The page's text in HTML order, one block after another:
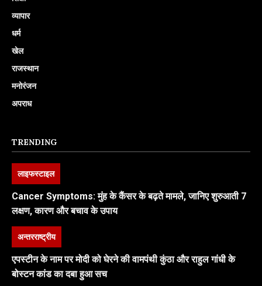
व्यापार
धर्म
खेल
राजस्थान
मनोरंजन
अपराध
TRENDING
लाइफस्टाइल
Cancer Symptoms: मुंह के कैंसर के बढ़ते मामले, जानिए शुरुआती 7
लक्षण, कारण और बचाव के उपाय
अन्तरराष्ट्रीय
एपस्टीन के नाम पर मोदी को घेरने की वामपंथी कुंठा और राहुल गांधी के
बोस्टन कांड का दबा हुआ सच